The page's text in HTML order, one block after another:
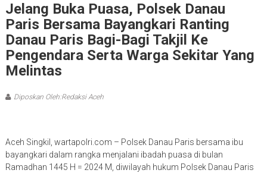
Jelang Buka Puasa, Polsek Danau
Paris Bersama Bayangkari Ranting
Danau Paris Bagi-Bagi Takjil Ke
Pengendara Serta Warga Sekitar Yang
Melintas
Diposkan Oleh:Redaksi Aceh
Aceh Singkil, wartapolri.com – Polsek Danau Paris bersama ibu
bayangkari dalam rangka menjalani ibadah puasa di bulan
Ramadhan 1445 H = 2024 M, diwilayah hukum Polsek Danau Paris